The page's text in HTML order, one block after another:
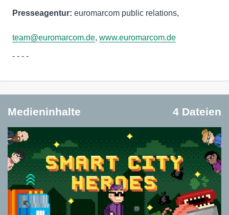
Presseagentur: euromarcom public relations,
team@euromarcom.de, www.euromarcom.de
- - - -
Medieninhalte 4 Dateien